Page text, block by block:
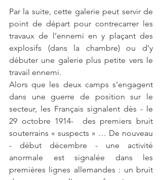
Par la suite, cette galerie peut servir de
point de départ pour contrecarrer les
travaux de l’ennemi en y plaçant des
explosifs (dans la chambre) ou d’y
débuter une galerie plus petite vers le
travail ennemi.
Alors que les deux camps s’engagent
dans une guerre de position sur le
secteur, les Français signalent dès - le
29 octobre 1914-  des premiers bruit
souterrains « suspects » … De nouveau
- début décembre - une activité
anormale est signalée dans les
premières lignes allemandes : un bruit